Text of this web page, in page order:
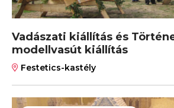
Vadászati kiállítás és
modellvasút kiállítás
Festetics-kastély